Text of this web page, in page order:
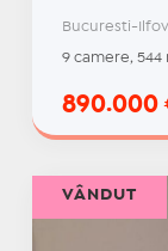
Bucuresti-Ilfov
9 camere, 544
890.000
VÂNDUT